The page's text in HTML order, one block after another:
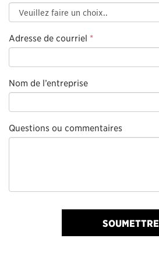
Adresse de courriel *
Nom de l’entreprise
Questions ou commentaires
SOUMETTRE